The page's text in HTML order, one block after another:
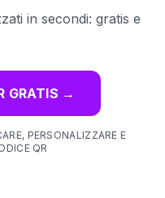
in secondi: gratis e
GRATIS →
PERSONALIZZARE E
QR